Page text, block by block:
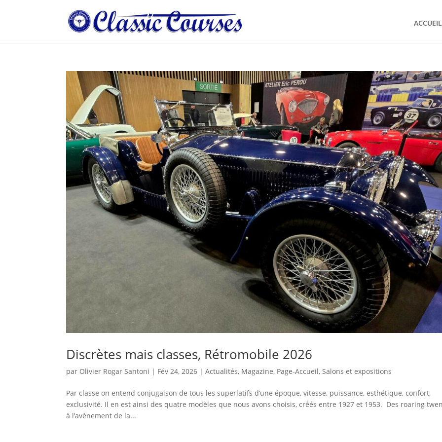
ACCUEIL
Discrètes mais classes, Rétromobile 2026
par Olivier Rogar Santoni | Fév 24, 2026 |Actualités, Magazine, Page-Accueil, Salons et expositions
Par classe on entend conjugaison de tous les superlatifs d’une époque, vitesse, puissance, esthétique, confort,
exclusivité. Il en est ainsi des quatre modèles que nous avons choisis, créés entre 1927 et 1953. Des roaring
à l’avènement de la...